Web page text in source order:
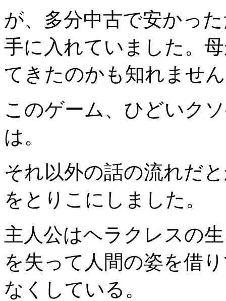
が、多分中古で安かっ
手に入れていました。
てきたのかも知れませ
このゲーム、ひどいク
は。
それ以外の話の流れだ
をとりこにしました。
主人公はヘラクレスの
を失って人間の姿を借
なくしている。